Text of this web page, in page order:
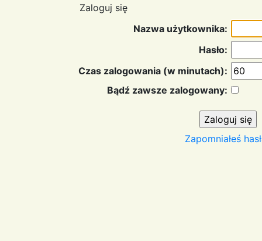
Zaloguj się
Nazwa użytkownika:
Hasło:
Czas zalogowania (w minutach):
Bądź zawsze zalogowany:
Zapomniałeś